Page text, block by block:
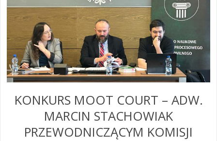
KONKURS MOOT COURT – ADW.
MARCIN STACHOWIAK
PRZEWODNICZĄCYM KOMISJI